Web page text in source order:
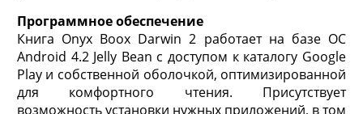
Программное обеспечение
Книга Onyx Boox Darwin 2 работает на базе ОС
Android 4.2 Jelly Bean с доступом к каталогу Google
Play и собственной оболочкой, оптимизированной
для комфортного чтения. Присутствует
возможность установки нужных приложений, в том